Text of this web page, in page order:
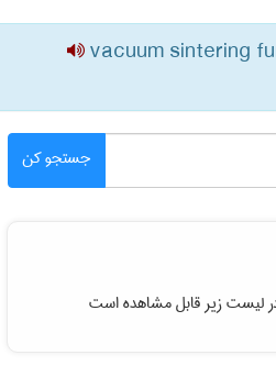
vacuum sintering
جستجو کن
لیست زیر قابل مشاهده است